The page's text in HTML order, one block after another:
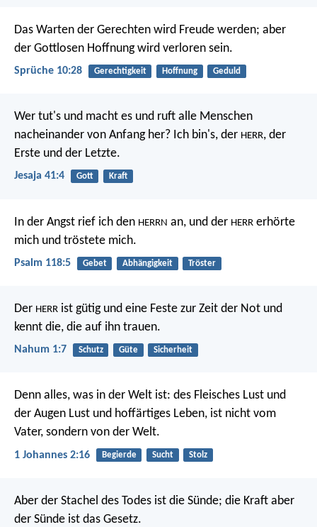
Das Warten der Gerechten wird Freude werden; aber
der Gottlosen Hoffnung wird verloren sein.
Sprüche 10:28 Gerechtigkeit Hoffnung Geduld
Wer tut's und macht es und ruft alle Menschen
nacheinander von Anfang her? Ich bin's, der HERR, der
Erste und der Letzte.
Jesaja 41:4 Gott Kraft
In der Angst rief ich den HERRN an, und der HERR erhörte
mich und tröstete mich.
Psalm 118:5 Gebet Abhängigkeit Tröster
Der HERR ist gütigund eine Feste zur Zeit der Not und
kennt die, die auf ihn trauen.
Nahum 1:7 Schutz Güte Sicherheit
Denn alles, was in der Welt ist: des Fleisches Lust und
der Augen Lust und hoffärtiges Leben, ist nicht vom
Vater, sondern von der Welt.
1 Johannes 2:16 Begierde Sucht Stolz
Aber der Stachel des Todes ist die Sünde; die Kraft aber
der Sünde ist das Gesetz.